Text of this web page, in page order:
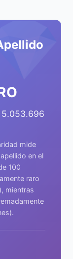
5.053.696
mide
en el
100
raro
mientras